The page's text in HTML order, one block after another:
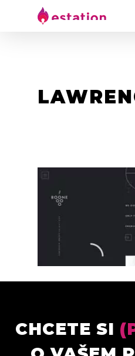
CHCETE SI